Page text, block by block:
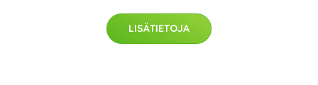
LISÄTIETOJA